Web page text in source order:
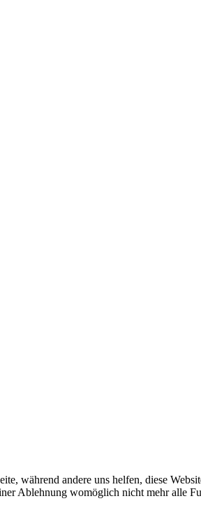
während andere uns helfen, diese
Ablehnung womöglich nicht mehr alle